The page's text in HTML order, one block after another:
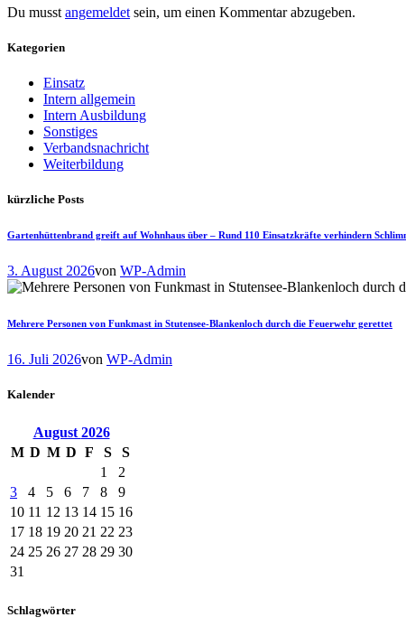
Du musst angemeldet sein, um einen Kommentar abzugeben.
Kategorien
Einsatz
Intern allgemein
Intern Ausbildung
Sonstiges
Verbandsnachricht
Weiterbildung
kürzliche Posts
Gartenhüttenbrand greift auf Wohnhaus über – Rund 110 Einsatzkräfte verhindern
3. August 2026von WP-Admin
Mehrere Personen von Funkmast in Stutensee-Blankenloch durch die Feuerwehr gerettet
16. Juli 2026von WP-Admin
Kalender
August2026
M D M D F S
S
1
2
3
4 5 6 7 8
9
10 11 12 13 14 15 16
17 18 19 20 21 22 23
24 25 26 27 28 29 30
31
Schlagwörter